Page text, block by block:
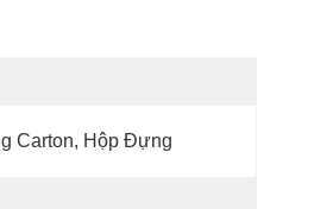
Carton, Hộp Đựng